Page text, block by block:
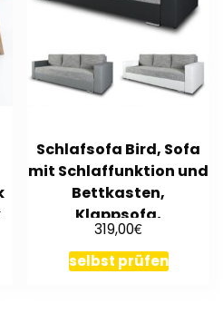
Schlafsofa Bird, Sofa
mit Schlaffunktion und
Bettkasten,
Klappsofa,
Schlafcouch, Bett
319,00€
selbst prüfen